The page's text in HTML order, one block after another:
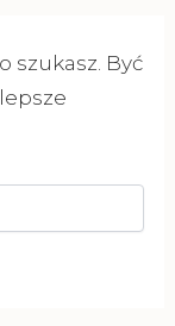
szukasz. Być